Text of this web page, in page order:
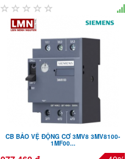
CB BẢO VỆ ĐỘNG CƠ 3MV8 3MV8100-
1MF00...